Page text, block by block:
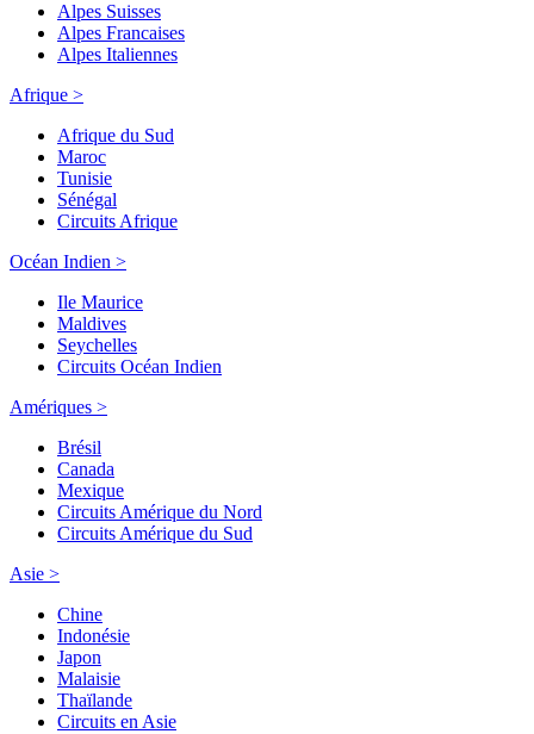
Alpes Suisses
Alpes Francaises
Alpes Italiennes
Afrique >
Afrique du Sud
Maroc
Tunisie
Sénégal
Circuits Afrique
Océan Indien >
Ile Maurice
Maldives
Seychelles
Circuits Océan Indien
Amériques >
Brésil
Canada
Mexique
Circuits Amérique du Nord
Circuits Amérique du Sud
Asie >
Chine
Indonésie
Japon
Malaisie
Thaïlande
Circuits en Asie